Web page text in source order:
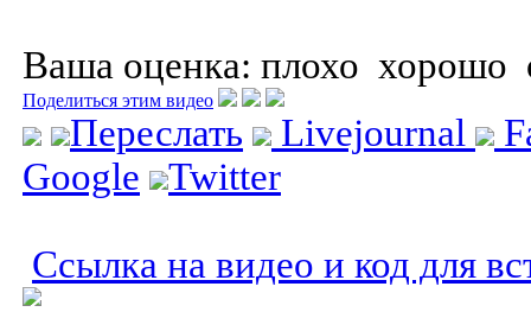
Ваша оценка: плохо хорошо
Поделиться этим видео
Переслать Livejournal
Google
Twitter
Ссылка на видео и код для